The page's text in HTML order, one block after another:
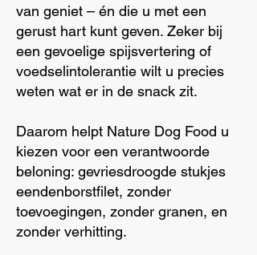
van geniet – én die u met een
gerust hart kunt geven. Zeker bij
een gevoelige spijsvertering of
voedselintolerantie wilt u precies
weten wat er in de snack zit.
Daarom helpt Nature Dog Food u
kiezen voor een verantwoorde
beloning: gevriesdroogde stukjes
eendenborstfilet, zonder
toevoegingen, zonder granen, en
zonder verhitting.